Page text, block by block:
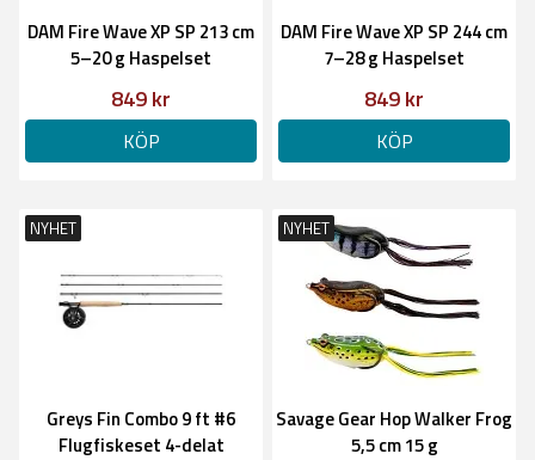
DAM Fire Wave XP SP 213 cm
5–20 g Haspelset
849 kr
KÖP
DAM Fire Wave XP SP 244 cm
7–28 g Haspelset
849 kr
KÖP
NYHET
Greys Fin Combo 9 ft #6
Flugfiskeset 4-delat
NYHET
Savage Gear Hop Walker Frog
5,5 cm 15 g